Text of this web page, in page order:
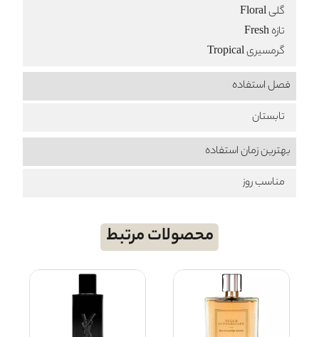
گلی Floral
تازه Fresh
گرمسیری Tropical
فصل استفاده
تابستان
بهترین زمان استفاده
مناسب روز
محصولات مرتبط